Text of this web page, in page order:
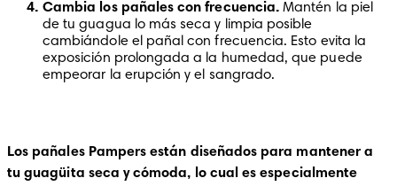
Cambia los pañales con frecuencia. Mantén la piel
de tu guagua lo más seca y limpia posible
cambiándole el pañal con frecuencia. Esto evita la
exposición prolongada a la humedad, que puede
empeorar la erupción y el sangrado.
Los pañales Pampers están diseñados para mantener a
tu guagüita seca y cómoda, lo cual es especialmente